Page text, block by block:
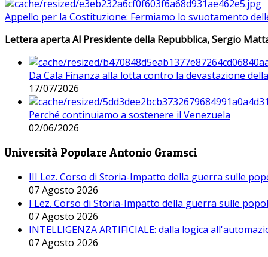
Appello per la Costituzione: Fermiamo lo svuotamento
Lettera aperta Al Presidente della Repubblica, Sergio
Da Cala Finanza alla lotta contro la devastazione
17/07/2026
Perché continuiamo a sostenere il Venezuela
02/06/2026
Università Popolare Antonio Gramsci
III Lez. Corso di Storia-Impatto della guerra sulle
07 Agosto 2026
I Lez. Corso di Storia-Impatto della guerra sulle
07 Agosto 2026
INTELLIGENZA ARTIFICIALE: dalla logica
07 Agosto 2026